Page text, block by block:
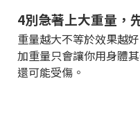
4️別急著上大重量，
重量越大不等於效果越
加重量只會讓你用身體
還可能受傷。